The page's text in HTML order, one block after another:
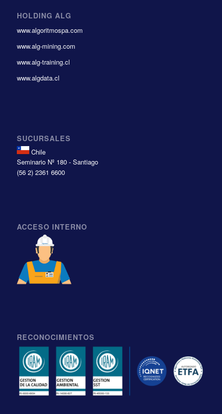
HOLDING ALG
www.algoritmospa.com
www.alg-mining.com
www.alg-training.cl
www.algdata.cl
SUCURSALES
Chile
Seminario Nº 180 - Santiago
(56 2) 2361 6600
ACCESO INTERNO
RECONOCIMIENTOS